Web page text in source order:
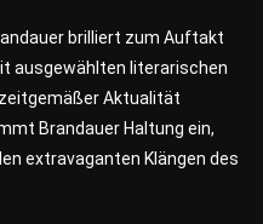
brilliert zum Auftakt
ausgewählten literarischen
Aktualität
Brandauer Haltung ein,
extravaganten Klängen des